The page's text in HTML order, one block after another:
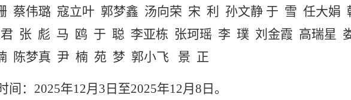
蔡伟璐 寇立叶 郭梦鑫 汤向荣 宋 利 孙文静 于 雪 任大娟
张 彪 马 鸥 于 聪 李亚栋 张珂瑶 李 璞 刘金霞 高瑞星
陈梦真 尹 楠 苑 梦 郭小飞 景 正
间： 2025年12月 3 日至2025年12月 8 日。